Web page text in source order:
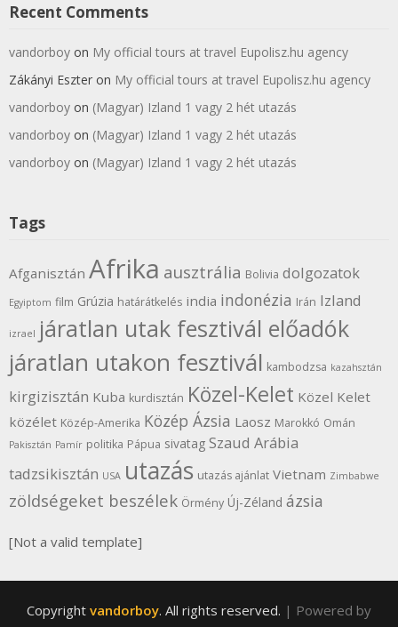
Recent Comments
vandorboy on My official tours at travel Eupolisz.hu agency
Zákányi Eszter on My official tours at travel Eupolisz.hu agency
vandorboy on (Magyar) Izland 1 vagy 2 hét utazás
vandorboy on (Magyar) Izland 1 vagy 2 hét utazás
vandorboy on (Magyar) Izland 1 vagy 2 hét utazás
Tags
Afganisztán Afrika ausztrália Bolivia dolgozatok
Egyiptom film Grúzia határátkelés india indonézia Irán Izland
izrael járatlan utak fesztivál előadók
járatlan utakon fesztivál kambodzsa kazahsztán
kirgizisztán Kuba kurdisztán Közel-Kelet Közel Kelet
közélet Közép-Amerika Közép Ázsia Laosz Marokkó Omán
Pakisztán Pamír politika Pápua sivatag Szaud Arábia
tadzsikisztán USA utazás utazás ajánlat Vietnam Zimbabwe
zöldségeket beszélek Örmény Új-Zéland ázsia
[Not a valid template]
Copyright vandorboy. All rights reserved. | Powered by